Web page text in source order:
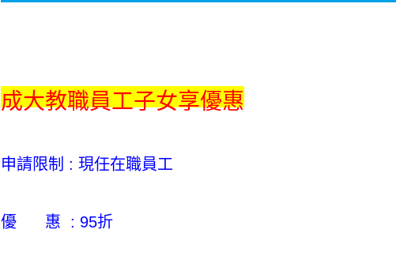
成大教職員工子女享優惠
申請限制 : 現任在職員工
優 惠 : 95折